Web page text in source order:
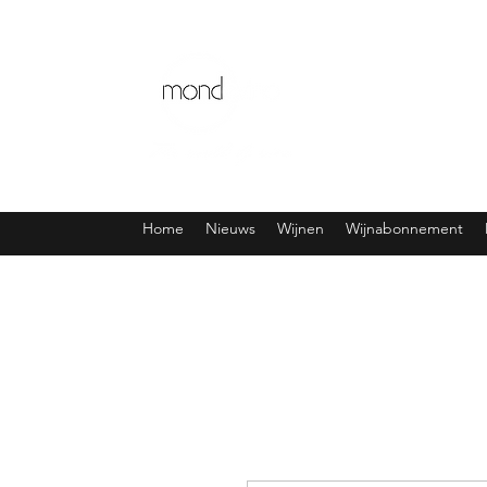
Home Nieuws Wijnen Wijnabonnement